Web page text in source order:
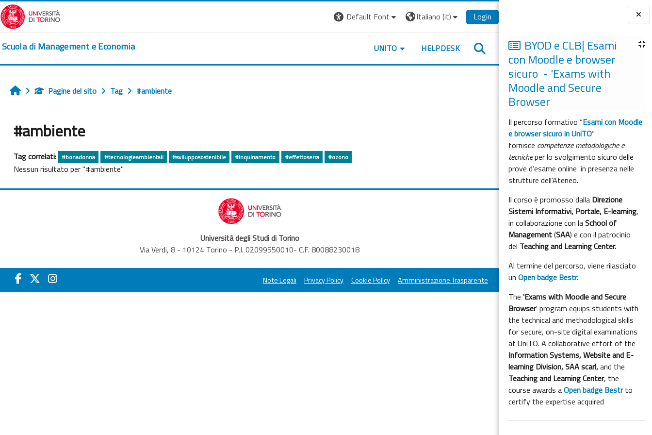
Vai al contenuto principale
Blocchi
BYOD e CLB| Esami
con Moodle e browser
sicuro - 'Exams with
Moodle and Secure
Browser
Il percorso formativo “Esami con Moodle
e browser sicuro in UniTO”
fornisce competenze metodologiche e
tecnicheper lo svolgimento sicuro delle
prove d’esame online in presenza nelle
strutture dell'Ateneo.
Il corso è promosso dalla Direzione
Sistemi Informativi, Portale, E-learning,
in collaborazione con laSchool of
Management(SAA) e con il patrocinio
del Teaching and Learning Center.
Al termine del percorso, viene rilasciato
unOpen badge Bestr.
The'Exams with Moodle and Secure
Browser' program equips students with
the technical and methodological skills
for secure, on-site digital examinations
at UniTO. A collaborative effort of the
Information Systems, Website and E-
learning Division,SAA scarl,and the
Teaching and Learning Center, the
course awards aOpen badge Bestrto
certify the expertise acquired
Default Font Italiano ‎(it)‎ Login
Scuola di Management e Economia UNITO HELPDESK
HomePagine del sito Tag #ambiente
#ambiente
Tag correlati: #bonadonna #tecnologieambientali #svilupposostenibile #inquinamento #effettoserra #ozono
Nessun risultato per "#ambiente"
Università degli Studi di Torino
Via Verdi, 8 - 10124 Torino - P.I. 02099550010- C.F. 80088230018
Note Legali Privacy Policy Cookie Policy Amministrazione Trasparente